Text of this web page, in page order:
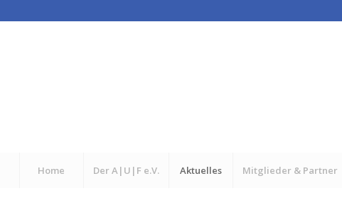
Home Der A|U|F e.V. Aktuelles Mitglieder & Partner